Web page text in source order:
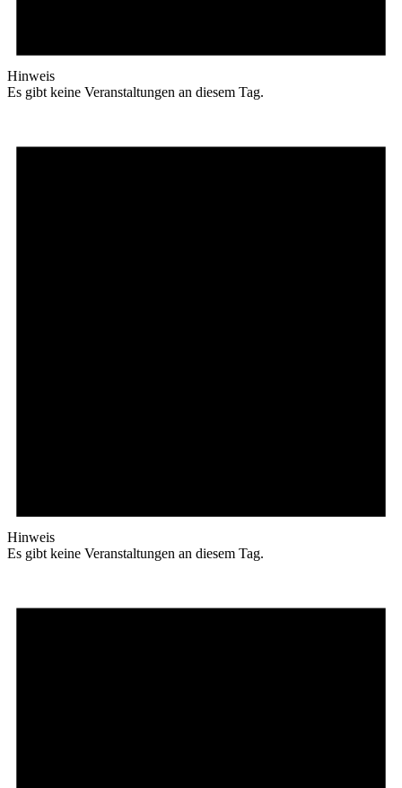
Hinweis
Es gibt keine Veranstaltungen an diesem Tag.
Hinweis
Es gibt keine Veranstaltungen an diesem Tag.